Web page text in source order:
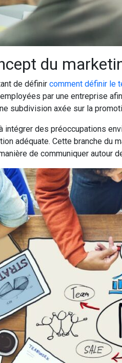
du
de définir comment définir le
par une entreprise
subdivision axée sur la
intégrer des préoccupations
adéquate. Cette branche
de communiquer autour